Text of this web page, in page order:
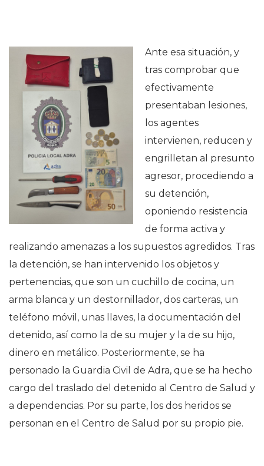
Ante esa situación, y
tras comprobar que
efectivamente
presentaban lesiones,
los agentes
intervienen, reducen y
engrilletan al presunto
agresor, procediendo a
su detención,
oponiendo resistencia
de forma activa y
realizando amenazas a los supuestos agredidos. Tras
la detención, se han intervenido los objetos y
pertenencias, que son un cuchillo de cocina, un
arma blanca y un destornillador, dos carteras, un
teléfono móvil, unas llaves, la documentación del
detenido, así como la de su mujer y la de su hijo,
dinero en metálico. Posteriormente, se ha
personado la Guardia Civil de Adra, que se ha hecho
cargo del traslado del detenido al Centro de Salud y
a dependencias. Por su parte, los dos heridos se
personan en el Centro de Salud por su propio pie.